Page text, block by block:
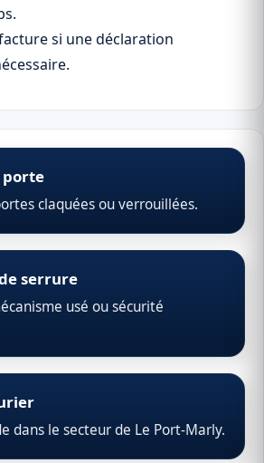
si une déclaration
porte
claquées ou verrouillées.
serrure
usé ou sécurité
dans le secteur de Le Port-Marly.